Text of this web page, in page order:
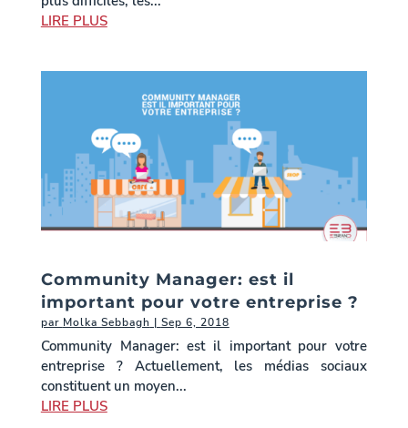
LIRE PLUS
Community Manager: est il
important pour votre entreprise ?
par Molka Sebbagh | Sep 6, 2018
Community Manager: est il important pour votre
entreprise ? Actuellement, les médias sociaux
constituent un moyen...
LIRE PLUS